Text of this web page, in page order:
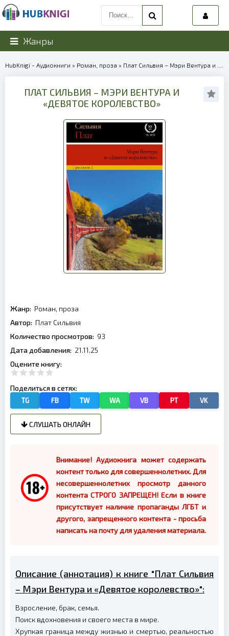
Жанры
HubKnigi - Аудиокниги » Роман, проза » Плат Сильвия – Мэри Вентура и «Девятое королевство» | 38662
ПЛАТ СИЛЬВИЯ – МЭРИ ВЕНТУРА И
«ДЕВЯТОЕ КОРОЛЕВСТВО»
Жанр: Роман, проза
Автор: Плат Сильвия
Количество просмотров: 93
Дата добавления: 21.11.25
Оцените книгу:
Поделиться в сетях:
TG FB TW WA VB PT VK
СЛУШАТЬ ОНЛАЙН
Внимание! Аудиокнига может содержать
контент только для совершеннолетних. Для
несовершеннолетних просмотр данного
контента СТРОГО ЗАПРЕЩЕН! Если в книге
присутствует наличие пропаганды ЛГБТ и
другого, запрещенного контента - просьба
написать на почту для удаления материала.
Описание (аннотация) к книге "Плат Сильвия
– Мэри Вентура и «Девятое королевство»":
Взросление, брак, семья.
Поиск вдохновения и своего места в мире.
Хрупкая граница между жизнью и смертью, реальностью